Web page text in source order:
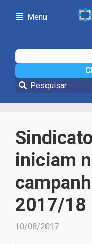
Menu
Notícias
iniciam
2017/18
10/08/2017